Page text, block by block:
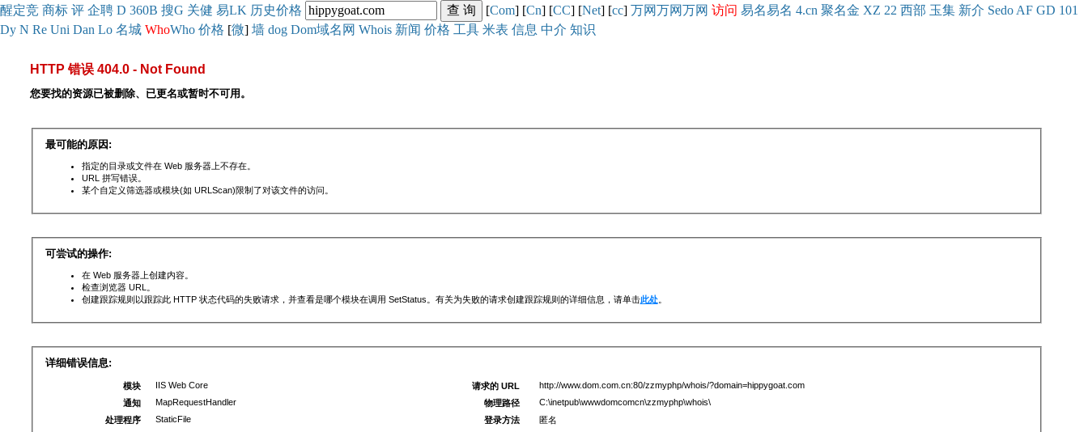
醒定竞 商标 评 企聘 D 360B 搜G 关健 易LK 历史价格 [Com] [Cn] [CC] [Net] [cc] 万网万网万网 访问 易名易名 4.cn 聚名金 XZ 22 西部 玉集 新介 Sedo AF GD 101
Dy N Re Uni Dan Lo 名城 WhoWho 价格 [微] 墙 dog Dom域名网 Whois 新闻 价格 工具 米表 信息 中介 知识